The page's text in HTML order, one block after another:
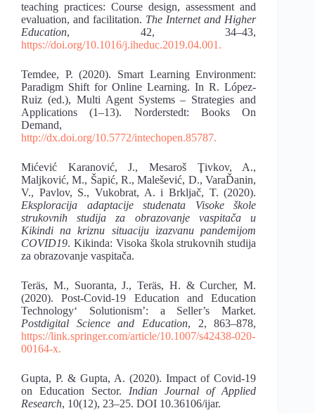
teaching practices: Course design, assessment and
evaluation, and facilitation. The Internet and Higher
Education, 42, 34–43,
https://doi.org/10.1016/j.iheduc.2019.04.001.
Temdee, P. (2020). Smart Learning Environment:
Paradigm Shift for Online Learning. In R. López-
Ruiz (еd.), Multi Agent Systems – Strategies and
Applications (1–13). Norderstedt: Books On
Demand,
http://dx.doi.org/10.5772/intechopen.85787.
Mićević Karanović, J., Mesaroš Ţivkov, A.,
Maljković, M., Šapić, R., Malešević, D., VaraĎanin,
V., Pavlov, S., Vukobrat, A. i Brkljač, T. (2020).
Eksploracija adaptacije studenata Visoke škole
strukovnih studija za obrazovanje vaspitača u
Kikindi na kriznu situaciju izazvanu pandemijom
COVID19. Kikinda: Visoka škola strukovnih studija
za obrazovanje vaspitača.
Teräs, M., Suoranta, J., Teräs, H. & Curcher, M.
(2020). Post-Covid-19 Education and Education
Technology‘ Solutionism’: a Seller’s Market.
Postdigital Science and Education, 2, 863–878,
https://link.springer.com/article/10.1007/s42438-020-
00164-x.
Gupta, P. & Gupta, A. (2020). Impact of Covid-19
on Education Sector. Indian Journal of Applied
Research, 10(12), 23–25. DOI 10.36106/ijar.